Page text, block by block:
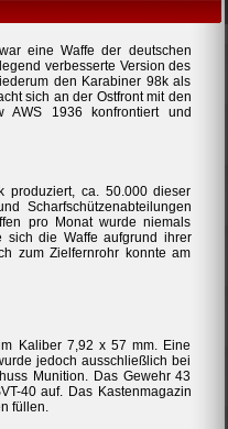
eine Waffe der deutschen
verbesserte Version des
den Karabiner 98k als
sich an der Ostfront mit den
AWS 1936 konfrontiert und
produziert, ca. 50.000 dieser
Scharfschützenabteilungen
pro Monat wurde niemals
sich die Waffe aufgrund ihrer
zum Zielfernrohr konnte am
Kaliber 7,92 x 57 mm. Eine
jedoch ausschließlich bei
Munition. Das Gewehr 43
40 auf. Das Kastenmagazin
füllen.